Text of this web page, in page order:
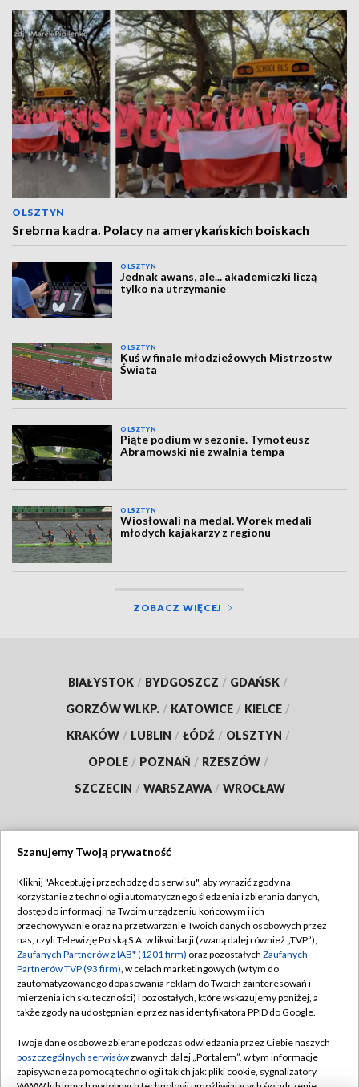
OLSZTYN
Srebrna kadra. Polacy na amerykańskich boiskach
OLSZTYN
Jednak awans, ale... akademiczki liczą
tylko na utrzymanie
OLSZTYN
Kuś w finale młodzieżowych Mistrzostw
Świata
OLSZTYN
Piąte podium w sezonie. Tymoteusz
Abramowski nie zwalnia tempa
OLSZTYN
Wiosłowali na medal. Worek medali
młodych kajakarzy z regionu
ZOBACZ WIĘCEJ
BIAŁYSTOK / BYDGOSZCZ / GDAŃSK /
GORZÓW WLKP. / KATOWICE / KIELCE /
KRAKÓW / LUBLIN / ŁÓDŹ / OLSZTYN /
OPOLE / POZNAŃ / RZESZÓW /
SZCZECIN / WARSZAWA / WROCŁAW
TVP
Abonament TVP
Emisja w TVP
Centrum informacji TVP
Naziemna Telewizja Cyfrowa
Rada Programowa
System NOS
Regulamin TVP
Polityka prywatności
Moje zgody
Pomoc
Kontakt
Szanujemy Twoją prywatność
Kliknij "Akceptuję i przechodzę do serwisu", aby wyrazić zgody na
korzystanie z technologii automatycznego śledzenia i zbierania danych,
dostęp do informacji na Twoim urządzeniu końcowym i ich
przechowywanie oraz na przetwarzanie Twoich danych osobowych przez
nas, czyli Telewizję Polską S.A. w likwidacji (zwaną dalej również „TVP”),
Zaufanych Partnerów z IAB* (1201 firm) oraz pozostałych Zaufanych
Partnerów TVP (93 firm), w celach marketingowych (w tym do
zautomatyzowanego dopasowania reklam do Twoich zainteresowań i
mierzenia ich skuteczności) i pozostałych, które wskazujemy poniżej, a
także zgody na udostępnianie przez nas identyfikatora PPID do Google.
Twoje dane osobowe zbierane podczas odwiedzania przez Ciebie naszych
poszczególnych serwisówzwanych dalej „Portalem”, w tym informacje
zapisywane za pomocą technologii takich jak: pliki cookie, sygnalizatory